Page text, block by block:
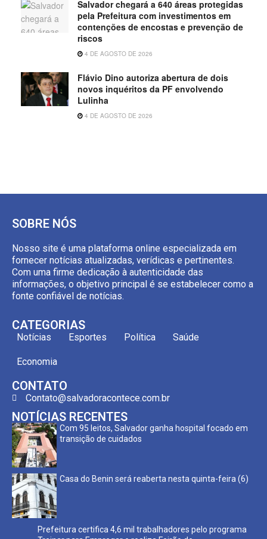
Salvador chegará a 640 áreas protegidas
pela Prefeitura com investimentos em
contenções de encostas e prevenção de
riscos
4 DE AGOSTO DE 2026
Flávio Dino autoriza abertura de dois
novos inquéritos da PF envolvendo
Lulinha
4 DE AGOSTO DE 2026
SOBRE NÓS
Nosso site é uma plataforma online especializada em
fornecer notícias atualizadas, verídicas e pertinentes.
Com uma firme dedicação à autenticidade das
informações, o objetivo principal é se estabelecer como a
fonte confiável de notícias.
CATEGORIAS
Notícias Esportes Política Saúde
Economia
CONTATO
Contato@salvadoracontece.com.br
NOTÍCIAS RECENTES
Com 95 leitos, Salvador ganha hospital focado em
transição de cuidados
Casa do Benin será reaberta nesta quinta-feira (6)
Prefeitura certifica 4,6 mil trabalhadores pelo programa